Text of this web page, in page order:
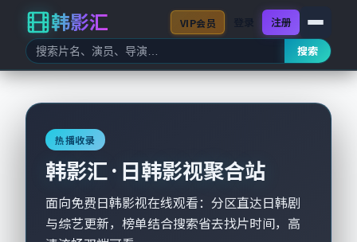
韩影汇
搜索
VIP会员 注册
热播收录
韩影汇 · 日韩影视聚合站
面向免费日韩影视在线观看：分区直达日韩剧
与综艺更新，榜单结合搜索省去找片时间，高